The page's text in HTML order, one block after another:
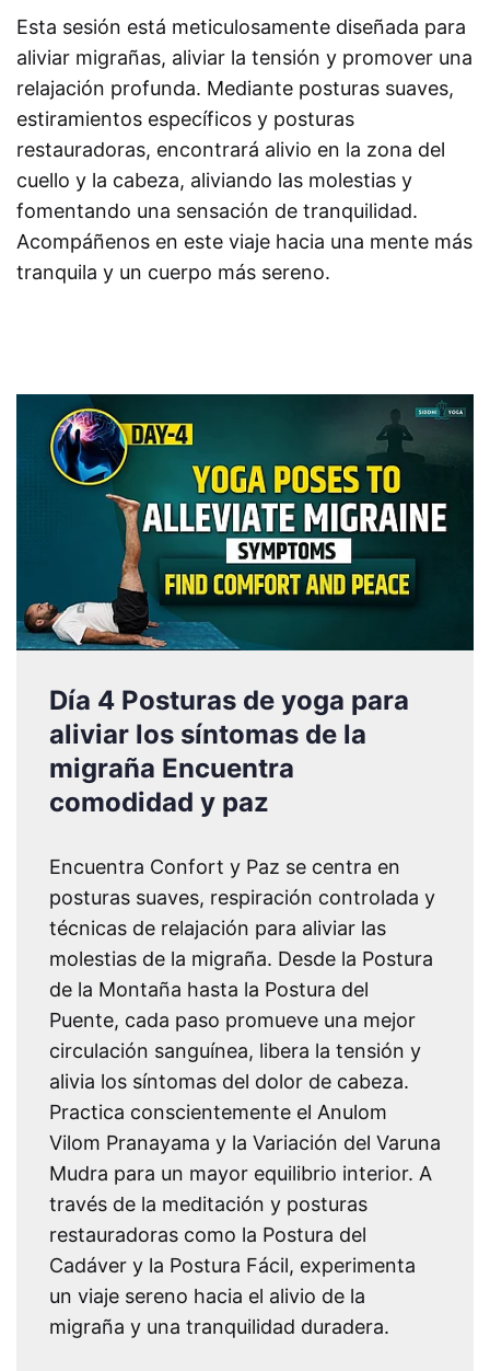
Esta sesión está meticulosamente diseñada para
aliviar migrañas, aliviar la tensión y promover una
relajación profunda. Mediante posturas suaves,
estiramientos específicos y posturas
restauradoras, encontrará alivio en la zona del
cuello y la cabeza, aliviando las molestias y
fomentando una sensación de tranquilidad.
Acompáñenos en este viaje hacia una mente más
tranquila y un cuerpo más sereno.
Día 4 Posturas de yoga para
aliviar los síntomas de la
migraña Encuentra
comodidad y paz
Encuentra Confort y Paz se centra en
posturas suaves, respiración controlada y
técnicas de relajación para aliviar las
molestias de la migraña. Desde la Postura
de la Montaña hasta la Postura del
Puente, cada paso promueve una mejor
circulación sanguínea, libera la tensión y
alivia los síntomas del dolor de cabeza.
Practica conscientemente el Anulom
Vilom Pranayama y la Variación del Varuna
Mudra para un mayor equilibrio interior. A
través de la meditación y posturas
restauradoras como la Postura del
Cadáver y la Postura Fácil, experimenta
un viaje sereno hacia el alivio de la
migraña y una tranquilidad duradera.